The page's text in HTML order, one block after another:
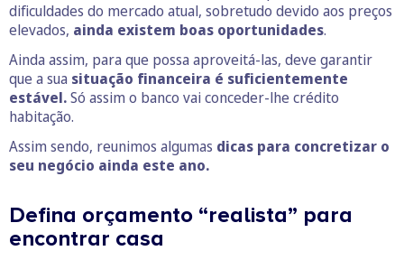
dificuldades do mercado atual, sobretudo devido aos preços
elevados, ainda existem boas oportunidades.
Ainda assim, para que possa aproveitá-las, deve garantir
que a sua situação financeira é suficientemente
estável.Só assim o banco vai conceder-lhe crédito
habitação.
Assim sendo, reunimos algumas dicas para concretizar o
seu negócio ainda este ano.
Defina orçamento “realista” para
encontrar casa